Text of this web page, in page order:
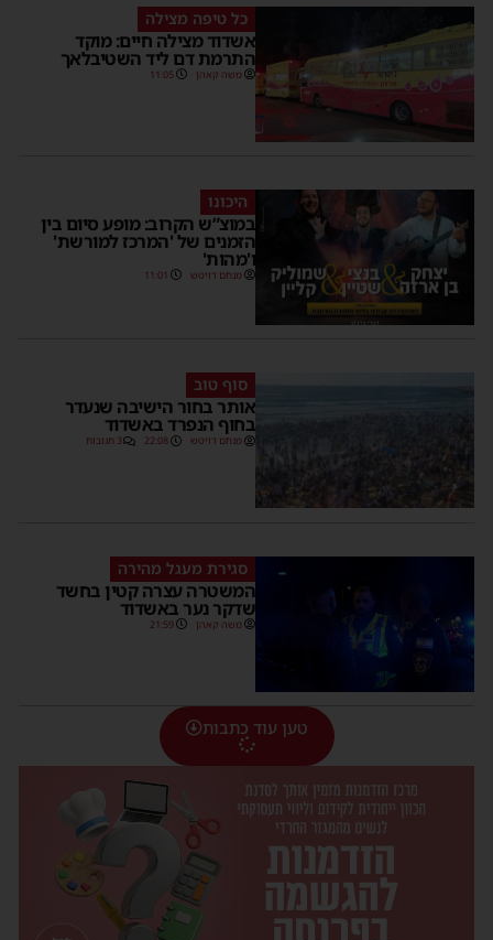
כל טיפה מצילה
אשדוד מצילה חיים: מוקד
התרמת דם ליד השטיבלאך
משה קאהן 11:05
היכונו
במוצ”ש הקרוב: מופע סיום בין
הזמנים של 'המרכז למורשת'
ו'מהות'
מנחם דויטש 11:01
סוף טוב
אותר בחור הישיבה שנעדר
בחוף הנפרד באשדוד
מנחם דויטש 22:08 3 תגובות
סגירת מעגל מהירה
המשטרה עצרה קטין בחשד
שדקר נער באשדוד
משה קאהן 21:59
טען עוד כתבות